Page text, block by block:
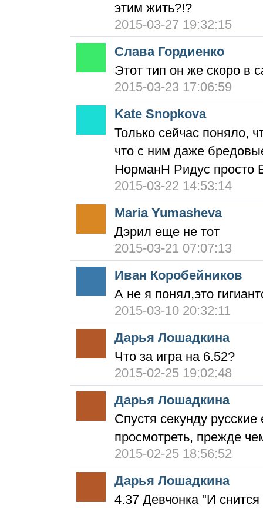
этим жить?!?
2015-03-27 19:32:15
Слава Гордиенко
Этот тип он же скоро в
2015-03-23 17:06:59
Kate Snopkova
Только сейчас поняло,
что с ним даже
НорманН Ридус просто
2015-03-22 14:53:14
Maria Yumasheva
Дэрил еще не тот
2015-03-21 07:07:13
Иван Коробейников
А не я понял,это
2015-03-10 20:32:11
Дарья Лошадкина
Что за игра на 6.52?
2015-02-25 19:02:48
Дарья Лошадкина
Спустя секунду
просмотреть, прежде
2015-02-25 18:56:52
Дарья Лошадкина
4.37 Девчонка "И